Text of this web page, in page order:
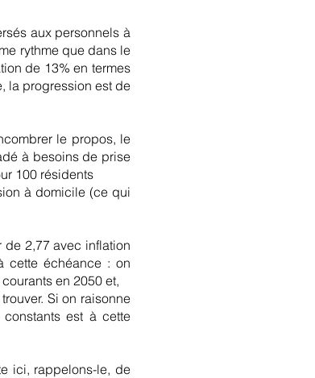
aux personnels à
rythme que dans le
de 13% en termes
la progression est de
le propos, le
à besoins de prise
100 résidents
à domicile (ce qui
de 2,77 avec inflation
cette échéance : on
en 2050 et,
Si on raisonne
est à cette
ici, rappelons-le, de